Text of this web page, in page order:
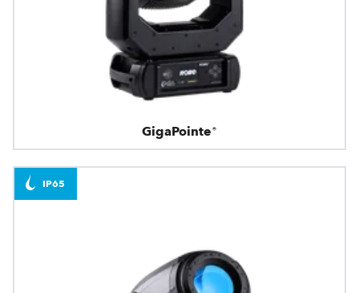
GigaPointe®
IP65